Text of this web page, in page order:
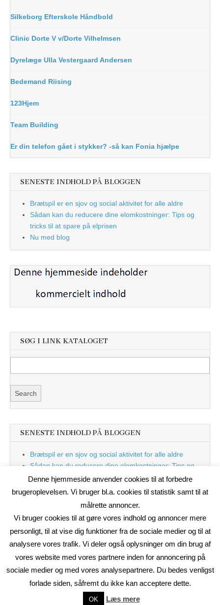
Silkeborg Efterskole Håndbold
Clinic Dorte V v/Dorte Vilhelmsen
Dyrelæge Ulla Vestergaard Andersen
Bedemand Riising
123Hjem
Team Building
Er din telefon gået i stykker? -så kan Fonia hjælpe
SENESTE INDHOLD PÅ BLOGGEN
Brætspil er en sjov og social aktivitet for alle aldre
Sådan kan du reducere dine elomkostninger: Tips og
tricks til at spare på elprisen
Nu med blog
SØG I LINK KATALOGET
SENESTE INDHOLD PÅ BLOGGEN
Brætspil er en sjov og social aktivitet for alle aldre
Sådan kan du reducere dine elomkostninger: Tips og
tricks til at spare på elprisen
Nu med blog
On2Net Link Katalog
The Magazine Basic Theme bybavotasan.com
Denne hjemmeside anvender cookies til at forbedre
brugeroplevelsen. Vi bruger bl.a. cookies til statistik samt til at
målrette annoncer.
Vi bruger cookies til at gøre vores indhold og annoncer mere
personligt, til at vise dig funktioner fra de sociale medier og til at
analysere vores trafik. Vi deler også oplysninger om din brug af
vores website med vores partnere inden for annoncering på
sociale medier og med vores analysepartnere. Du bedes venligst
forlade siden, såfremt du ikke kan acceptere dette.
OK Læs mere